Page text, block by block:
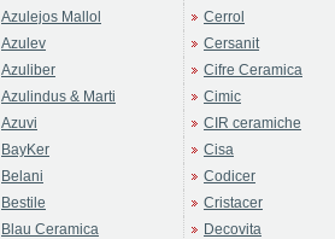
Azulejos Mallol
Azulev
Azuliber
Azulindus & Marti
Azuvi
BayKer
Belani
Bestile
Blau Ceramica
Cerrol
Cersanit
Cifre Ceramica
Cimic
CIR ceramiche
Cisa
Codicer
Cristacer
Decovita